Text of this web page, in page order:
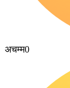
अचम्म0